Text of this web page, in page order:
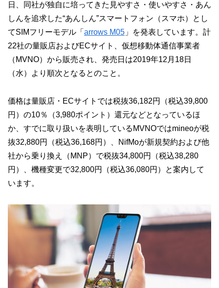
日、同社が独自に培ってきた見やすさ・使いやすさ・あん
しんを追求した“あんしん”スマートフォン（スマホ）とし
てSIMフリーモデル「 arrows M05 」を発表しています。計
22社の量販店およびECサイト、仮想移動体通信事業者
（MVNO）から販売され、発売日は2019年12月18日
（水）より順次となるとのこと。
価格は量販店・ECサイトでは税抜36,182円（税込39,800
円）の10％（3,980ポイント）還元などとなっているほ
か、すでに取り扱いを表明しているMVNOではmineoが税
抜32,880円（税込36,168円）、NifMoが新規契約および他
社から乗り換え（MNP）で税抜34,800円（税込38,280
円）、機種変更で32,800円（税込36,080円）と案内して
います。